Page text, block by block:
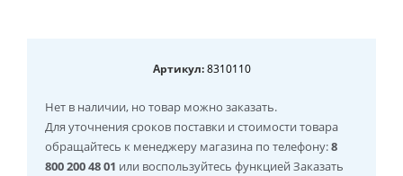
Артикул:8310110
Нет в наличии, но товар можно заказать.
Для уточнения сроков поставки и стоимости товара
обращайтесь к менеджеру магазина по телефону:8
800 200 48 01 или воспользуйтесь функцией Заказать